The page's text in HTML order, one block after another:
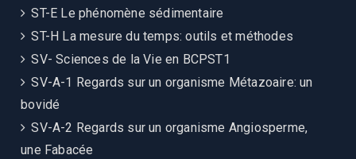
ST-E Le phénomène sédimentaire
ST-H La mesure du temps: outils et méthodes
SV- Sciences de la Vie en BCPST1
SV-A-1 Regards sur un organisme Métazoaire: un
bovidé
SV-A-2 Regards sur un organisme Angiosperme,
une Fabacée